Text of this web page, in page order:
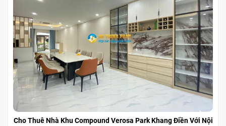
Cho Thuê Nhà Khu Compound Verosa Park Khang Điền Với Nội